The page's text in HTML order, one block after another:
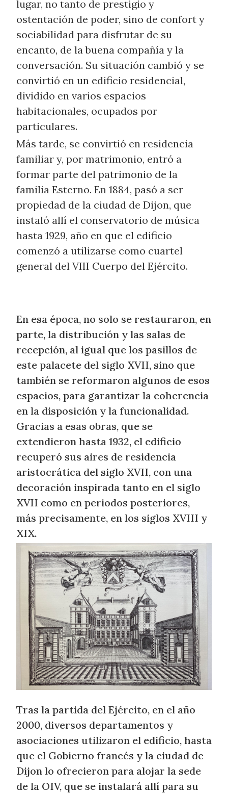
lugar, no tanto de prestigio y
ostentación de poder, sino de confort y
sociabilidad para disfrutar de su
encanto, de la buena compañía y la
conversación. Su situación cambió y se
convirtió en un edificio residencial,
dividido en varios espacios
habitacionales, ocupados por
particulares.
Más tarde, se convirtió en residencia
familiar y, por matrimonio, entró a
formar parte del patrimonio de la
familia Esterno. En 1884, pasó a ser
propiedad de la ciudad de Dijon, que
instaló allí el conservatorio de música
hasta 1929, año en que el edificio
comenzó a utilizarse como cuartel
general del VIII Cuerpo del Ejército.
En esa época, no solo se restauraron, en
parte, la distribución y las salas de
recepción, al igual que los pasillos de
este palacete del siglo XVII, sino que
también se reformaron algunos de esos
espacios, para garantizar la coherencia
en la disposición y la funcionalidad.
Gracias a esas obras, que se
extendieron hasta 1932, el edificio
recuperó sus aires de residencia
aristocrática del siglo XVII, con una
decoración inspirada tanto en el siglo
XVII como en periodos posteriores,
más precisamente, en los siglos XVIII y
XIX.
Tras la partida del Ejército, en el año
2000, diversos departamentos y
asociaciones utilizaron el edificio, hasta
que el Gobierno francés y la ciudad de
Dijon lo ofrecieron para alojar la sede
de la OIV, que se instalará allí para su